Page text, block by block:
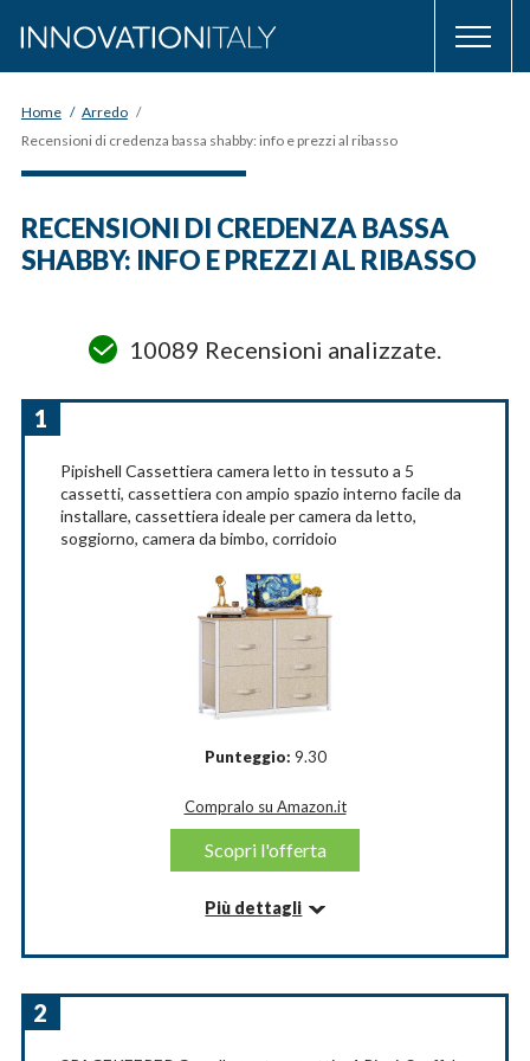
Home / Arredo /
Recensioni di credenza bassa shabby: info e prezzi al ribasso
RECENSIONI DI CREDENZA BASSA
SHABBY: INFO E PREZZI AL RIBASSO
10089 Recensioni analizzate.
1
Pipishell Cassettiera camera letto in tessuto a 5
cassetti, cassettiera con ampio spazio interno facile da
installare, cassettiera ideale per camera da letto,
soggiorno, camera da bimbo, corridoio
Punteggio: 9.30
Compralo su Amazon.it
Scopri l'offerta
Più dettagli
robusto telaio in acciaio per offrire un supporto
2